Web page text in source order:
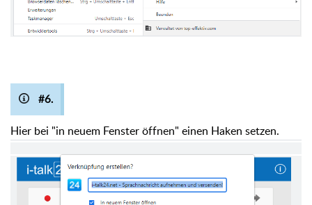
#6.
Hier bei "in neuem Fenster öffnen" einen Haken setzen.